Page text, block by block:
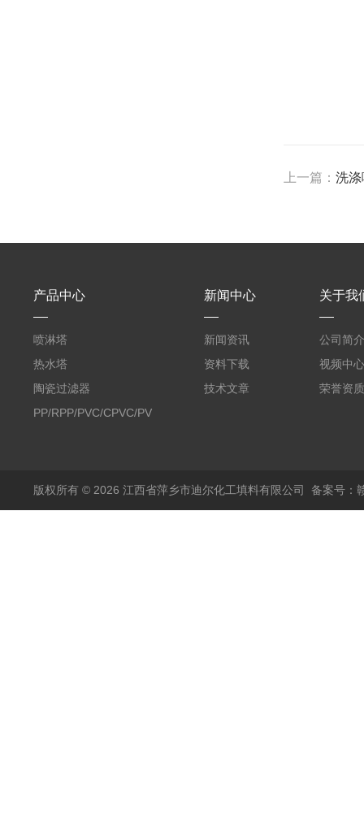
上一篇：洗
产品中心
喷淋塔
热水塔
陶瓷过滤器
PP/RPP/PVC/CPVC/PVDF
新闻中心
新闻资讯
资料下载
技术文章
关于我
公司简介
视频中心
荣誉资质
版权所有 © 2026 江西省萍乡市迪尔化工填料有限公司 备案号：